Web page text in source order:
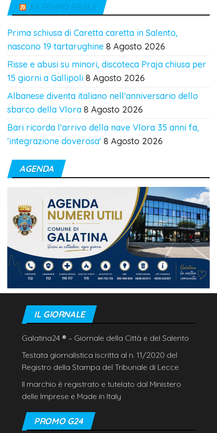
IN TEMPO REALE
Prima schiusa di Caretta caretta in Salento,
nascono 19 tartarughine 8 Agosto 2026
Risse e abusi su minori, discoteca Praja chiusa per
15 giorni a Gallipoli 8 Agosto 2026
Albanese diventa italiano nell'anniversario dello
sbarco della Vlora 8 Agosto 2026
Bari ricorda l'arrivo della nave Vlora 35 anni fa,
'integrazione doverosa' 8 Agosto 2026
AGENDA
IL GIORNALE
Galatina24 ® – Giornale della Città e del Salento
Testata giornalistica iscritta al n. 11/2020 del
Registro della Stampa del Tribunale di Lecce
Il marchio è registrato e tutelato dal Ministero
delle Imprese e Made in Italy
PROMO G24